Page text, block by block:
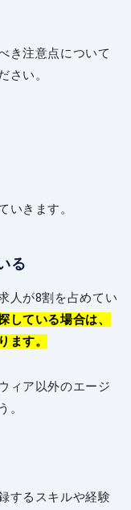
き注意点について
さい。
いきます。
る
人が8割を占めてい
している場合は、
ます。
ィア以外のエージ
。
するスキルや経験